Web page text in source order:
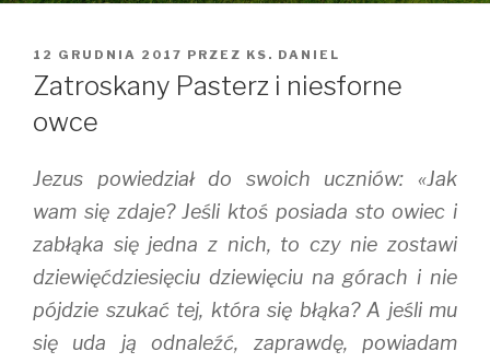
OPUBLIKOWANE
W
12 GRUDNIA 2017 PRZEZ KS. DANIEL
Zatroskany Pasterz i niesforne
owce
Jezus powiedział do swoich uczniów: «Jak
wam się zdaje? Jeśli ktoś posiada sto owiec i
zabłąka się jedna z nich, to czy nie zostawi
dziewięćdziesięciu dziewięciu na górach i nie
pójdzie szukać tej, która się błąka? A jeśli mu
się uda ją odnaleźć, zaprawdę, powiadam